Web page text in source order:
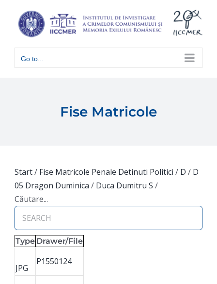
content
Go to...
Fise Matricole
Start/ Fise Matricole Penale Detinuti Politici / D / D
05 Dragon Duminica / Duca Dumitru S /
Căutare...
Type Drawer/File
JPG
P1550124